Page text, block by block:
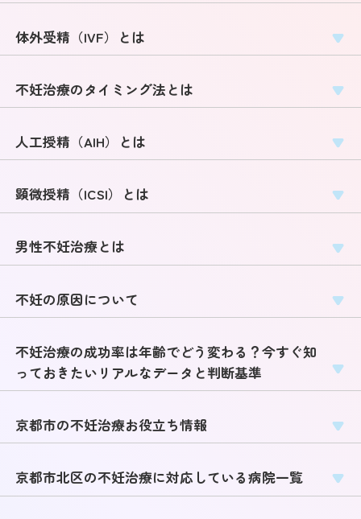
体外受精（IVF）とは
不妊治療のタイミング法とは
人工授精（AIH）とは
顕微授精（ICSI）とは
男性不妊治療とは
不妊の原因について
不妊治療の成功率は年齢でどう変わる？今すぐ知
っておきたいリアルなデータと判断基準
京都市の不妊治療お役立ち情報
京都市北区の不妊治療に対応している病院一覧